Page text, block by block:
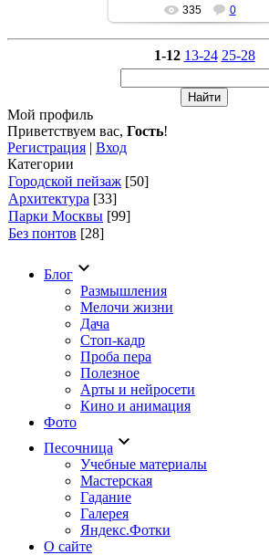
335 0
1-12 13-24 25-28
Мой профиль
Приветствуем вас, Гость!
Регистрация | Вход
Категории
Городской пейзаж [50]
Архитектура [33]
Парки Москвы [99]
Без понтов [28]
Блог keyboard_arrow_down
Размышления
Мелочи жизни
Дача
Стоп-кадр
Проба пера
Полезное
Арты и нейросети
Кино и анимация
Фото
Песочница keyboard_arrow_down
Учебные материалы
Мастерская
Гадание
Галерея
Яндекс.Фотки
О сайте